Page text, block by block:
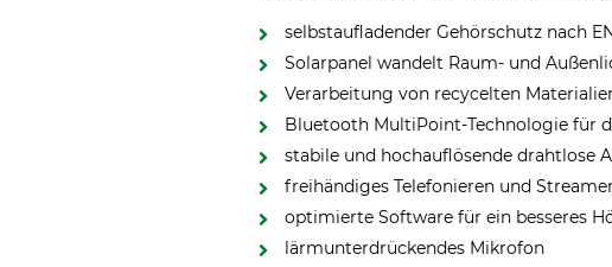
selbstaufladender Gehörschutz nach
Solarpanel wandelt Raum- und
Verarbeitung von recycelten
Bluetooth MultiPoint-Technologie für
stabile und hochauflösende drahtlose
freihändiges Telefonieren und
optimierte Software für ein besseres
lärmunterdrückendes Mikrofon